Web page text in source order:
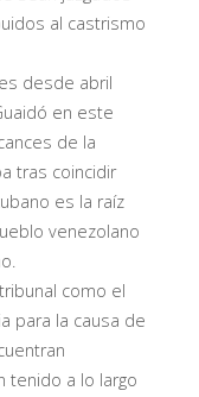
al castrismo
desde abril
en este
de la
tras coincidir
es la raíz
venezolano
como el
para la causa de
tenido a lo largo